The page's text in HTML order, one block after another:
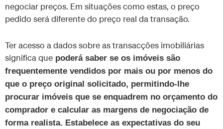
negociar preços. Em situações como estas, o preço
pedido será diferente do preço real da transação.
Ter acesso a dados sobre as transacções imobiliárias
significa que poderá saber se os imóveis são
frequentemente vendidos por mais ou por menos do
que o preço original solicitado, permitindo-lhe
procurar imóveis que se enquadrem no orçamento do
comprador e calcular as margens de negociação de
forma realista. Estabelece as expectativas do seu